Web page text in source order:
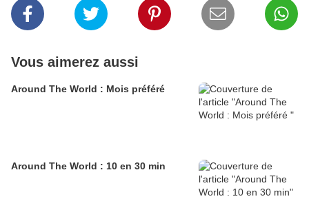
Vous aimerez aussi
Around The World : Mois préféré
Around The World : 10 en 30 min